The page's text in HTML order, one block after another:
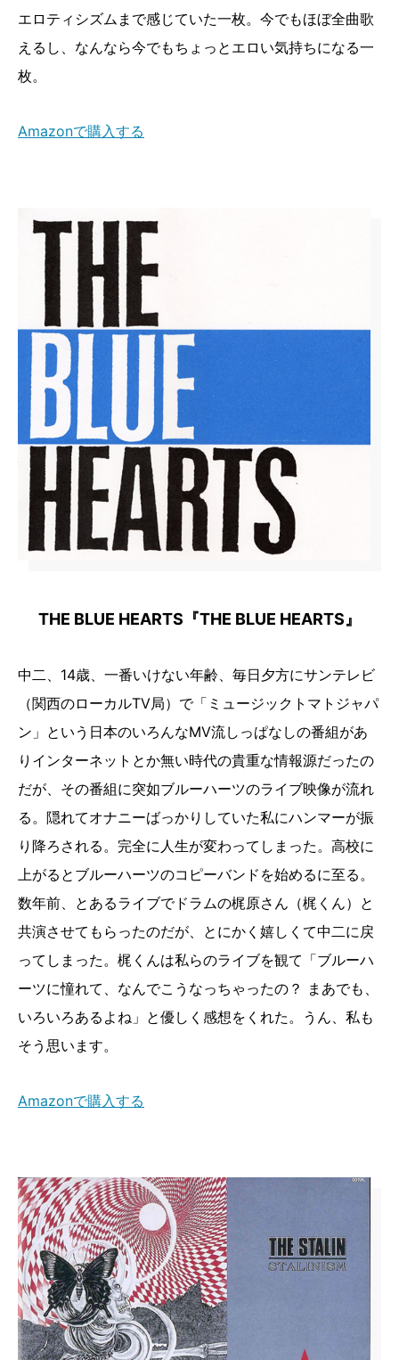
エロティシズムまで感じていた一枚。今でもほぼ全曲歌
えるし、なんなら今でもちょっとエロい気持ちになる一
枚。
Amazonで購入する
THE BLUE HEARTS『THE BLUE HEARTS』
中二、14歳、一番いけない年齢、毎日夕方にサンテレビ
（関西のローカルTV局）で「ミュージックトマトジャパ
ン」という日本のいろんなMV流しっぱなしの番組があ
りインターネットとか無い時代の貴重な情報源だったの
だが、その番組に突如ブルーハーツのライブ映像が流れ
る。隠れてオナニーばっかりしていた私にハンマーが振
り降ろされる。完全に人生が変わってしまった。高校に
上がるとブルーハーツのコピーバンドを始めるに至る。
数年前、とあるライブでドラムの梶原さん（梶くん）と
共演させてもらったのだが、とにかく嬉しくて中二に戻
ってしまった。梶くんは私らのライブを観て「ブルーハ
ーツに憧れて、なんでこうなっちゃったの？ まあでも、
いろいろあるよね」と優しく感想をくれた。うん、私も
そう思います。
Amazonで購入する